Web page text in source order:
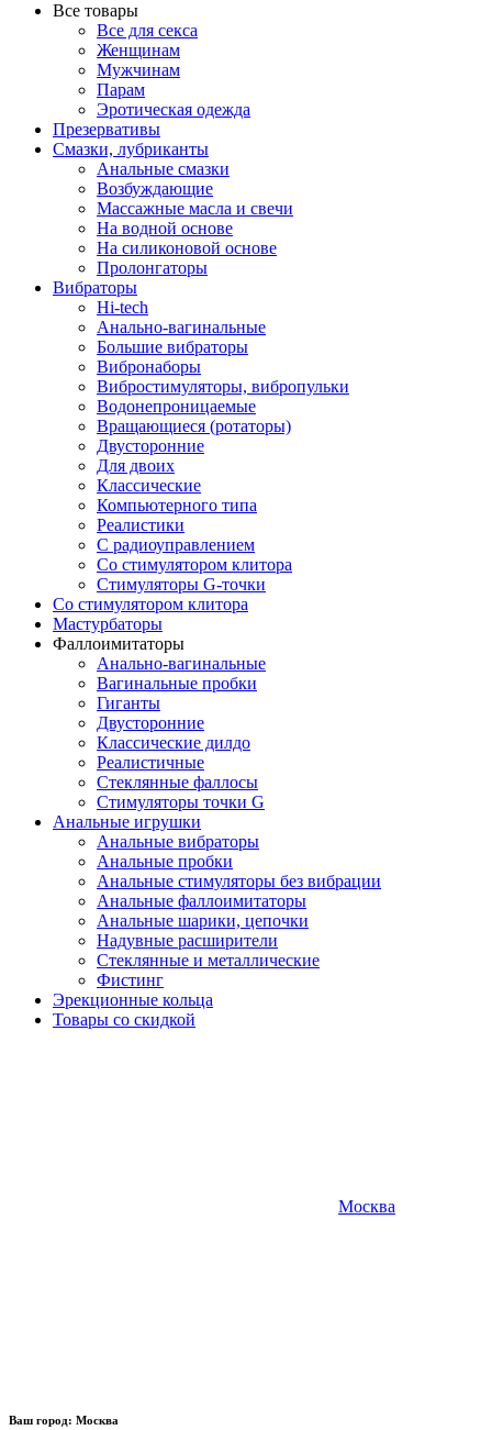
Все товары
Все для секса
Женщинам
Мужчинам
Парам
Эротическая одежда
Презервативы
Смазки, лубриканты
Анальные смазки
Возбуждающие
Массажные масла и свечи
На водной основе
На силиконовой основе
Пролонгаторы
Вибраторы
Hi-tech
Анально-вагинальные
Большие вибраторы
Вибронаборы
Вибростимуляторы, вибропульки
Водонепроницаемые
Вращающиеся (ротаторы)
Двусторонние
Для двоих
Классические
Компьютерного типа
Реалистики
С радиоуправлением
Со стимулятором клитора
Стимуляторы G-точки
Со стимулятором клитора
Мастурбаторы
Фаллоимитаторы
Анально-вагинальные
Вагинальные пробки
Гиганты
Двусторонние
Классические дилдо
Реалистичные
Стеклянные фаллосы
Стимуляторы точки G
Анальные игрушки
Анальные вибраторы
Анальные пробки
Анальные стимуляторы без вибрации
Анальные фаллоимитаторы
Анальные шарики, цепочки
Надувные расширители
Стеклянные и металлические
Фистинг
Эрекционные кольца
Товары со скидкой
Москва
Ваш город: Москва